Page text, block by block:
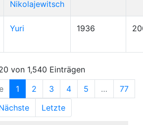
Nikolajewitsch
Yuri 1936
von 1,540 Einträgen
1 2 3 4 5 …
77
Letzte